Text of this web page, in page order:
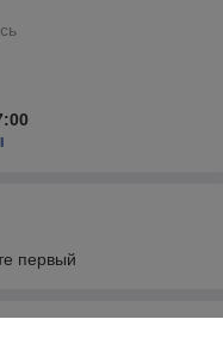
первый